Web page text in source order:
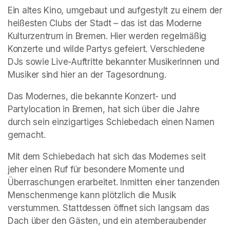
Ein altes Kino, umgebaut und aufgestylt zu einem der
heißesten Clubs der Stadt – das ist das Moderne
Kulturzentrum in Bremen. Hier werden regelmäßig
Konzerte und wilde Partys gefeiert. Verschiedene
DJs sowie Live-Auftritte bekannter Musikerinnen und
Musiker sind hier an der Tagesordnung.
Das Modernes, die bekannte Konzert- und
Partylocation in Bremen, hat sich über die Jahre
durch sein einzigartiges Schiebedach einen Namen
gemacht.
Mit dem Schiebedach hat sich das Modernes seit
jeher einen Ruf für besondere Momente und
Überraschungen erarbeitet. Inmitten einer tanzenden
Menschenmenge kann plötzlich die Musik
verstummen. Stattdessen öffnet sich langsam das
Dach über den Gästen, und ein atemberaubender